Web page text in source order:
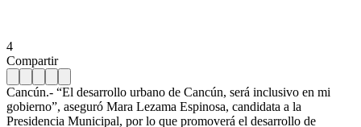
4
Compartir
Cancún.- “El desarrollo urbano de Cancún, será inclusivo en mi
gobierno”, aseguró Mara Lezama Espinosa, candidata a la
Presidencia Municipal, por lo que promoverá el desarrollo de